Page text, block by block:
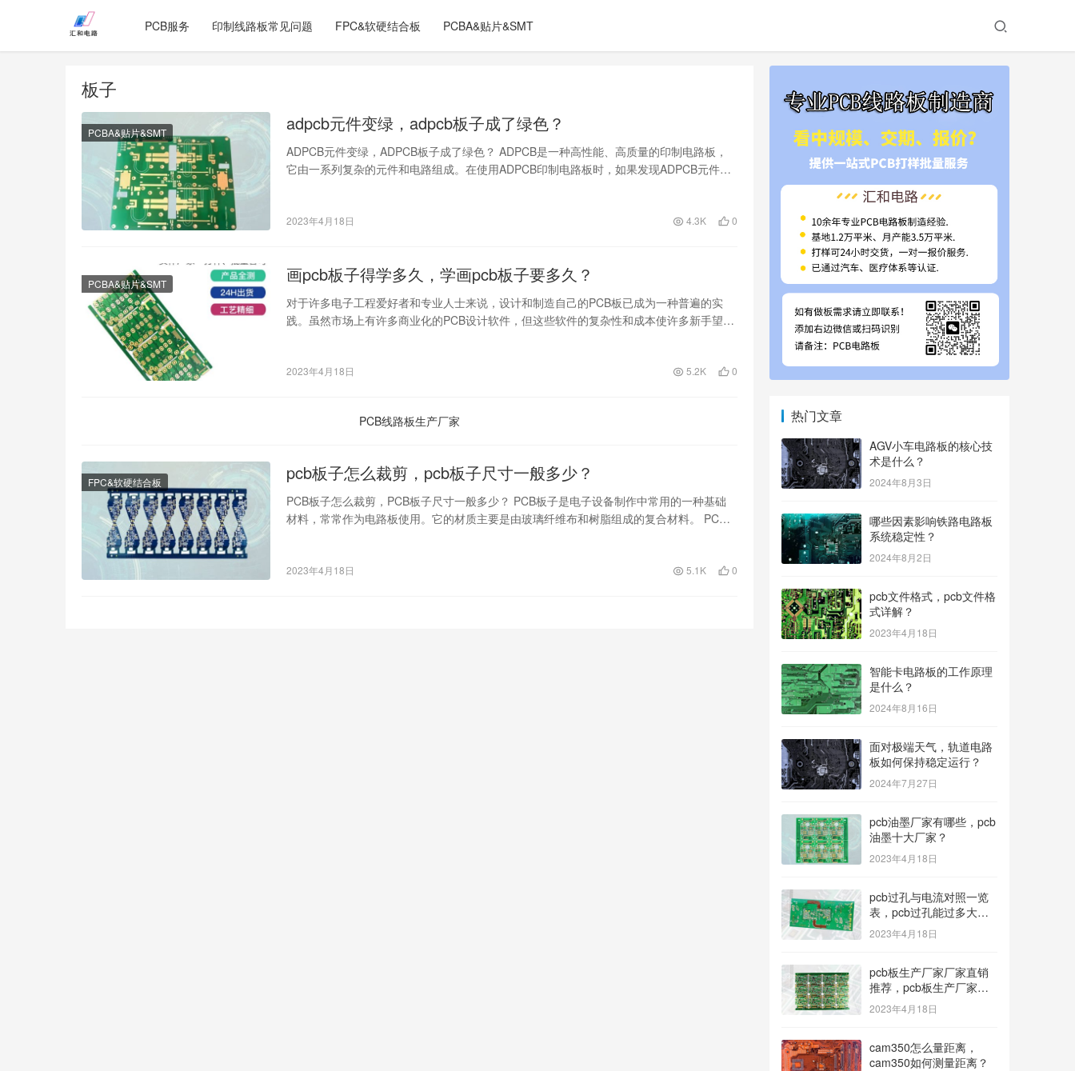
PCB服务 印制线路板常见问题 FPC&软硬结合板 PCBA&贴片&SMT
板子
PCBA&贴片&SMT adpcb元件变绿，adpcb板子成了绿色？
ADPCB元件变绿，ADPCB板子成了绿色？ ADPCB是一种高性能、高质量的印制电路板，
它由一系列复杂的元件和电路组成。在使用ADPCB印制电路板时，如果发现ADPCB元件变
2023年4月18日 4.3K 0
PCBA&贴片&SMT 画pcb板子得学多久，学画pcb板子要多久？
对于许多电子工程爱好者和专业人士来说，设计和制造自己的PCB板已成为一种普遍的实
践。虽然市场上有许多商业化的PCB设计软件，但这些软件的复杂性和成本使许多新手望而
2023年4月18日 5.2K 0
PCB线路板生产厂家
FPC&软硬结合板 pcb板子怎么裁剪，pcb板子尺寸一般多少？
PCB板子怎么裁剪，PCB板子尺寸一般多少？ PCB板子是电子设备制作中常用的一种基础
材料，常常作为电路板使用。它的材质主要是由玻璃纤维布和树脂组成的复合材料。 PCB
2023年4月18日 5.1K 0
热门文章
AGV小车电路板的核心技
术是什么？
2024年8月3日
哪些因素影响铁路电路板
系统稳定性？
2024年8月2日
pcb文件格式，pcb文件格
式详解？
2023年4月18日
智能卡电路板的工作原理
是什么？
2024年8月16日
面对极端天气，轨道电路
板如何保持稳定运行？
2024年7月27日
pcb油墨厂家有哪些，pcb
油墨十大厂家？
2023年4月18日
pcb过孔与电流对照一览
表，pcb过孔能过多大电
流？
2023年4月18日
pcb板生产厂家厂家直销
推荐，pcb板生产厂家多
种型号可选？
2023年4月18日
cam350怎么量距离，
cam350如何测量距离？